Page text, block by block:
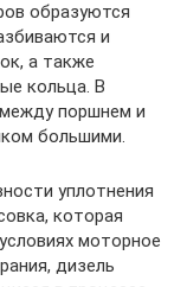
образуются
и
а также
кольца. В
поршнем и
большими.
уплотнения
которая
моторное
дизель